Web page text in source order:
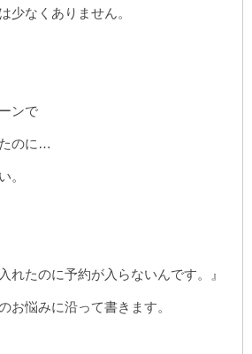
少なくありません。
ンで
のに…
。
れたのに予約が入らないんです。』
お悩みに沿って書きます。